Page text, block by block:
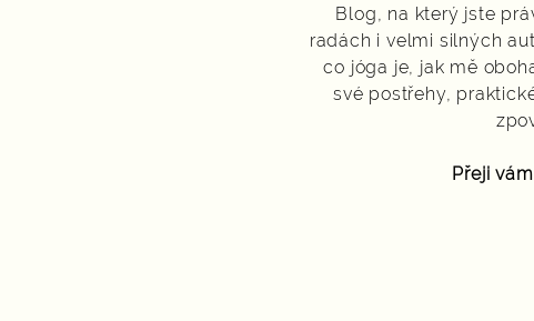
Blog, na který jste
radách i velmi silných
co jóga je, jak mě
své postřehy,
Přeji